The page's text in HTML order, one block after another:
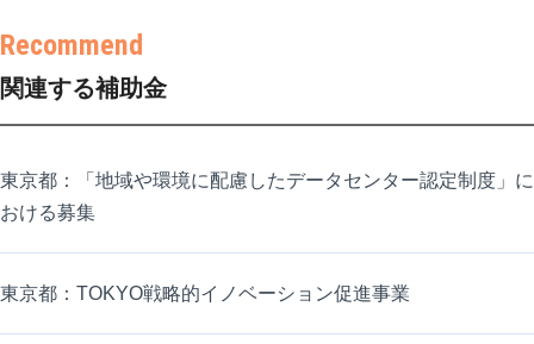
関連する補助金
東京都：「地域や環境に配慮したデータセンター認定制度」に
おける募集
東京都：TOKYO戦略的イノベーション促進事業